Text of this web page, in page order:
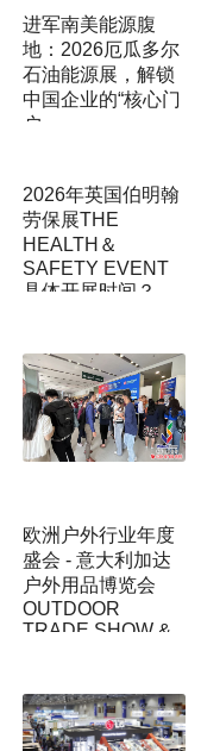
欧洲户外行业年度
盛会 - 意大利加达
户外用品博览会
OUTDOOR
TRADE SHOW &